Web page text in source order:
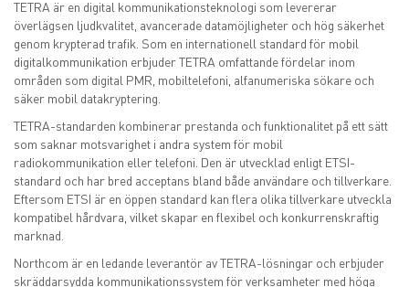
TETRA är en digital kommunikationsteknologi som levererar
överlägsen ljudkvalitet, avancerade datamöjligheter och hög säkerhet
genom krypterad trafik. Som en internationell standard för mobil
digitalkommunikation erbjuder TETRA omfattande fördelar inom
områden som digital PMR, mobiltelefoni, alfanumeriska sökare och
säker mobil datakryptering.
TETRA-standarden kombinerar prestanda och funktionalitet på ett sätt
som saknar motsvarighet i andra system för mobil
radiokommunikation eller telefoni. Den är utvecklad enligt ETSI-
standard och har bred acceptans bland både användare och tillverkare.
Eftersom ETSI är en öppen standard kan flera olika tillverkare utveckla
kompatibel hårdvara, vilket skapar en flexibel och konkurrenskraftig
marknad.
Northcom är en ledande leverantör av TETRA-lösningar och erbjuder
skräddarsydda kommunikationssystem för verksamheter med höga
WIFI-RADIO
ANALOG RADIO
DAS Inomhustäckning